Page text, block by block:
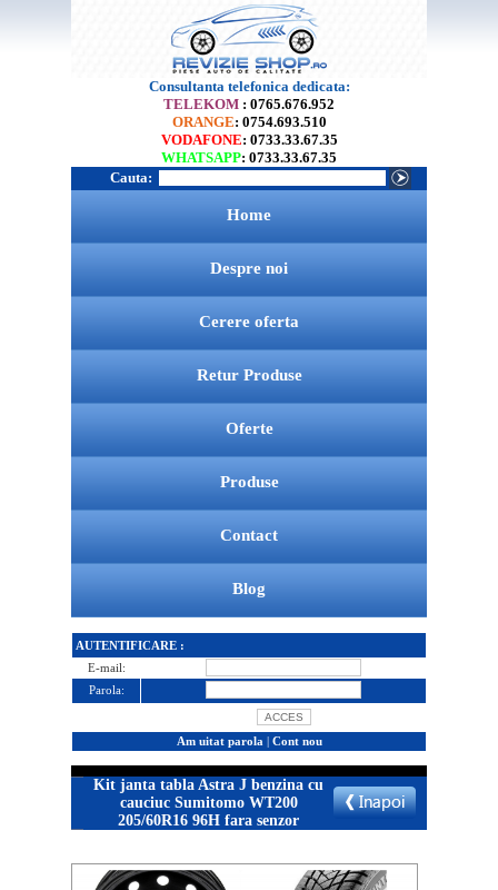
Consultanta telefonica dedicata:
TELEKOM : 0765.676.952
ORANGE: 0754.693.510
VODAFONE: 0733.33.67.35
WHATSAPP: 0733.33.67.35
Cauta:
Home
Despre noi
Cerere oferta
Retur Produse
Oferte
Produse
Contact
Blog
AUTENTIFICARE :
E-mail:
Parola:
Am uitat parola | Cont nou
Kit janta tabla Astra J benzina cu
cauciuc Sumitomo WT200
205/60R16 96H fara senzor